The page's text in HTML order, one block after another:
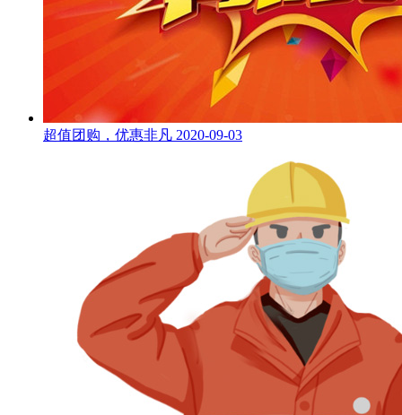
超值团购，优惠非凡 2020-09-03